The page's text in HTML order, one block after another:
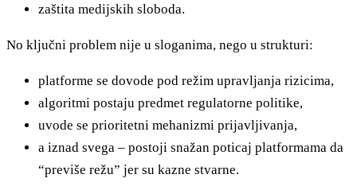
zaštita medijskih sloboda.
No ključni problem nije u sloganima, nego u strukturi:
platforme se dovode pod režim upravljanja rizicima,
algoritmi postaju predmet regulatorne politike,
uvode se prioritetni mehanizmi prijavljivanja,
a iznad svega – postoji snažan poticaj platformama da
“previše režu” jer su kazne stvarne.